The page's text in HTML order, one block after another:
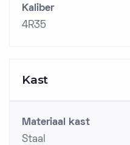
Kaliber
4R35
Kast
Materiaal kast
Staal